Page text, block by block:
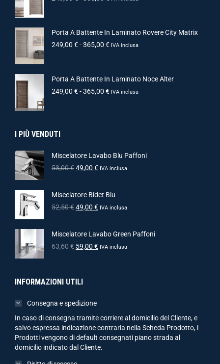
Porta A Battente In Laminato Rovere City Matrix
249,00 €-365,00 € IVA inclusa
Porta A Battente In Laminato Noce Alter
249,00 €-365,00 € IVA inclusa
I PIÙ VENDUTI
Miscelatore Lavabo Blu Paffoni
53,00€49,00 € IVA inclusa
Miscelatore Bidet Blu
52,50€49,00 € IVA inclusa
Miscelatore Lavabo Green Paffoni
63,60€ 59,00 € IVA inclusa
INFORMAZIONI UTILI
Consegna e spedizione
In caso di consegna tramite corriere al domicilio del Cliente, e
salvo espressa indicazione contraria nella Scheda Prodotto, i
Prodotti vengono di default consegnati piano strada al
domicilio indicato dal Cliente.